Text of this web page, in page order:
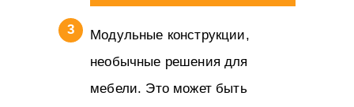
Модульные конструкции,
необычные решения для
мебели. Это может быть